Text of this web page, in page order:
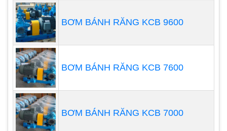
BƠM BÁNH RĂNG KCB 9600
BƠM BÁNH RĂNG KCB 7600
BƠM BÁNH RĂNG KCB 7000